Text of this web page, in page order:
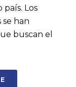
Los
han
buscan el